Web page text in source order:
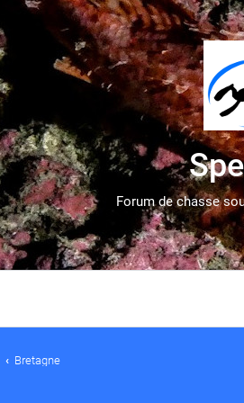
Forum de chasse
Bretagne